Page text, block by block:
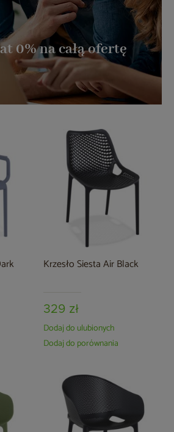
0% na całą ofertę
Krzesło Siesta Air Black
329 zł
Dodaj do ulubionych
Dodaj do porównania